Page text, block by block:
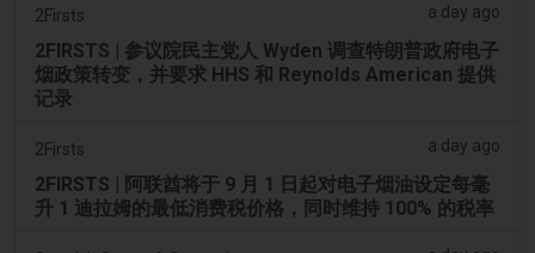
2Firsts a day ago
2FIRSTS | 参议院民主党人 Wyden 调查特朗普政府电子
烟政策转变，并要求 HHS 和 Reynolds American 提供
记录
2Firsts a day ago
2FIRSTS | 阿联酋将于 9 月 1 日起对电子烟油设定每毫
升 1 迪拉姆的最低消费税价格，同时维持 100% 的税率